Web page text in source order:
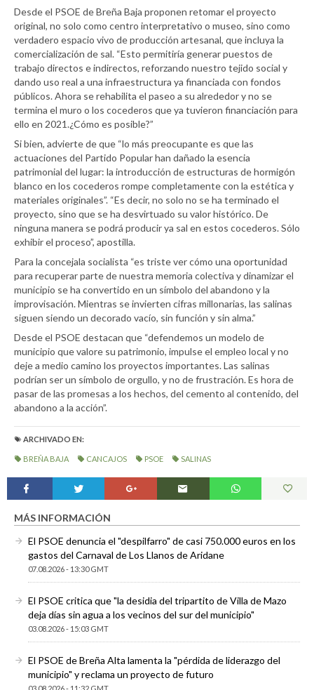
Desde el PSOE de Breña Baja proponen retomar el proyecto
original, no solo como centro interpretativo o museo, sino como
verdadero espacio vivo de producción artesanal, que incluya la
comercialización de sal. “Esto permitiría generar puestos de
trabajo directos e indirectos, reforzando nuestro tejido social y
dando uso real a una infraestructura ya financiada con fondos
públicos. Ahora se rehabilita el paseo a su alrededor y no se
termina el muro o los cocederos que ya tuvieron financiación para
ello en 2021.¿Cómo es posible?”
Si bien, advierte de que “lo más preocupante es que las
actuaciones del Partido Popular han dañado la esencia
patrimonial del lugar: la introducción de estructuras de hormigón
blanco en los cocederos rompe completamente con la estética y
materiales originales”. “Es decir, no solo no se ha terminado el
proyecto, sino que se ha desvirtuado su valor histórico. De
ninguna manera se podrá producir ya sal en estos cocederos. Sólo
exhibir el proceso”, apostilla.
Para la concejala socialista “es triste ver cómo una oportunidad
para recuperar parte de nuestra memoria colectiva y dinamizar el
municipio se ha convertido en un símbolo del abandono y la
improvisación. Mientras se invierten cifras millonarias, las salinas
siguen siendo un decorado vacío, sin función y sin alma.”
Desde el PSOE destacan que “defendemos un modelo de
municipio que valore su patrimonio, impulse el empleo local y no
deje a medio camino los proyectos importantes. Las salinas
podrían ser un símbolo de orgullo, y no de frustración. Es hora de
pasar de las promesas a los hechos, del cemento al contenido, del
abandono a la acción”.
ARCHIVADO EN:
BREÑA BAJA CANCAJOS PSOE SALINAS
MÁS INFORMACIÓN
El PSOE denuncia el "despilfarro" de casi 750.000 euros en los
gastos del Carnaval de Los Llanos de Aridane
07.08.2026 - 13:30 GMT
El PSOE critica que "la desidia del tripartito de Villa de Mazo
deja días sin agua a los vecinos del sur del municipio"
03.08.2026 - 15:03 GMT
El PSOE de Breña Alta lamenta la "pérdida de liderazgo del
municipio" y reclama un proyecto de futuro